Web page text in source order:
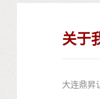
关于
大连鼎昇